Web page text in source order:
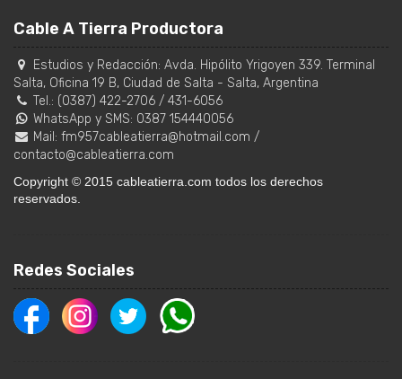
Cable A Tierra Productora
Estudios y Redacción: Avda. Hipólito Yrigoyen 339. Terminal
Salta, Oficina 19 B, Ciudad de Salta - Salta, Argentina
Tel.: (0387) 422-2706 / 431-6056
WhatsApp y SMS: 0387 154440056
Mail: fm957cableatierra@hotmail.com /
contacto@cableatierra.com
Copyright © 2015 cableatierra.com todos los derechos
reservados.
Redes Sociales